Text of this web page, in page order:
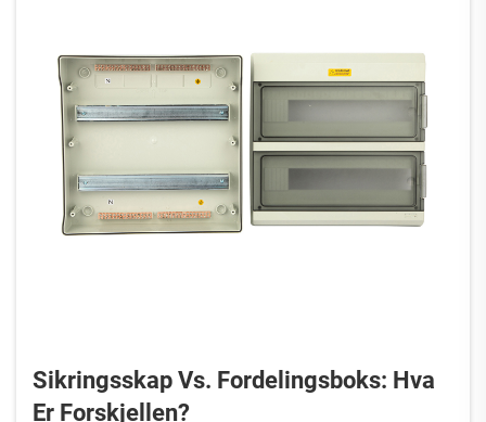
Sikringsskap Vs. Fordelingsboks: Hva
Er Forskjellen?